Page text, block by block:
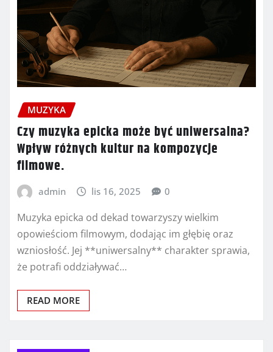
MUZYKA
Czy muzyka epicka może być uniwersalna?
Wpływ różnych kultur na kompozycje
filmowe.
admin lis 16, 2025 0
Muzyka epicka od dekad towarzyszy wielkim
opowieściom filmowym, dodając im głębię oraz
wzniosłość. Jej **uniwersalny** charakter sprawia,
że potrafi oddziaływać…
READ MORE